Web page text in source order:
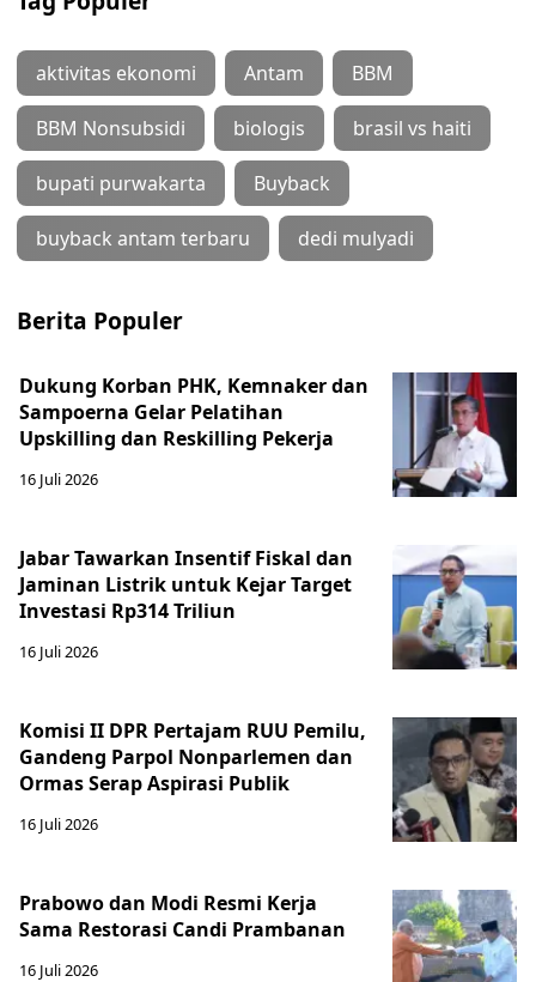
aktivitas ekonomi Antam BBM
BBM Nonsubsidi biologis brasil vs haiti
bupati purwakarta Buyback
buyback antam terbaru dedi mulyadi
Berita Populer
Dukung Korban PHK, Kemnaker dan
Sampoerna Gelar Pelatihan
Upskilling dan Reskilling Pekerja
16 Juli 2026
Jabar Tawarkan Insentif Fiskal dan
Jaminan Listrik untuk Kejar Target
Investasi Rp314 Triliun
16 Juli 2026
Komisi II DPR Pertajam RUU Pemilu,
Gandeng Parpol Nonparlemen dan
Ormas Serap Aspirasi Publik
16 Juli 2026
Prabowo dan Modi Resmi Kerja
Sama Restorasi Candi Prambanan
16 Juli 2026